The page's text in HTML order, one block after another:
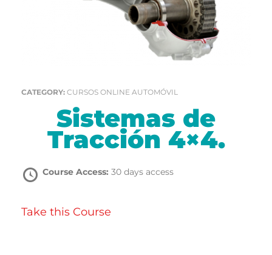
CATEGORY: CURSOS ONLINE AUTOMÓVIL
Sistemas de
Tracción 4×4.
Course Access: 30 days access
Take this Course